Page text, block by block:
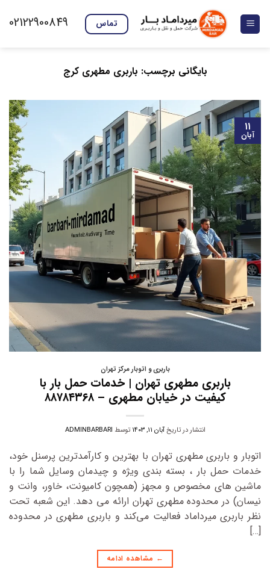
content
تماس 02122900849
بایگانی برچسب: باربری مطهری کرج
۱۱
آبان
باربری و اتوبار مرکز تهران
باربری مطهری تهران | خدمات حمل بار با
کیفیت در خیابان مطهری – ۸۸۷۸۴۳۶۸
انتشار در تاریخآبان ۱۱, ۱۴۰۳ توسط ADMINBARBARI
اتوبار و باربری مطهری تهران با بهترین و کارآمدترین پرسنل خود،
خدمات حمل بار ، بسته‌ بندی ویژه و چیدمان وسایل شما را با
ماشین‌ های مخصوص و مجهز (همچون کامیونت، خاور، وانت و
نیسان) در محدوده مطهری تهران ارائه می‌ دهد. این شعبه تحت
نظر باربری میرداماد فعالیت می‌کند و باربری مطهری در محدوده
[…]
← مشاهده ادامه